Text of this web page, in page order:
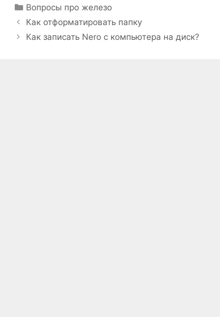
Рубрики
Вопросы про железо
Как отформатировать папку
Как записать Nero с компьютера на диск?